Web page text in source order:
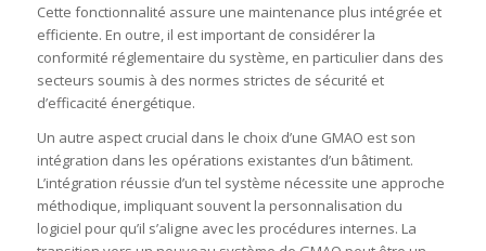
Cette fonctionnalité assure une maintenance plus intégrée et
efficiente. En outre, il est important de considérer la
conformité réglementaire du système, en particulier dans des
secteurs soumis à des normes strictes de sécurité et
d’efficacité énergétique.
Un autre aspect crucial dans le choix d’une GMAO est son
intégration dans les opérations existantes d’un bâtiment.
L’intégration réussie d’un tel système nécessite une approche
méthodique, impliquant souvent la personnalisation du
logiciel pour qu’il s’aligne avec les procédures internes. La